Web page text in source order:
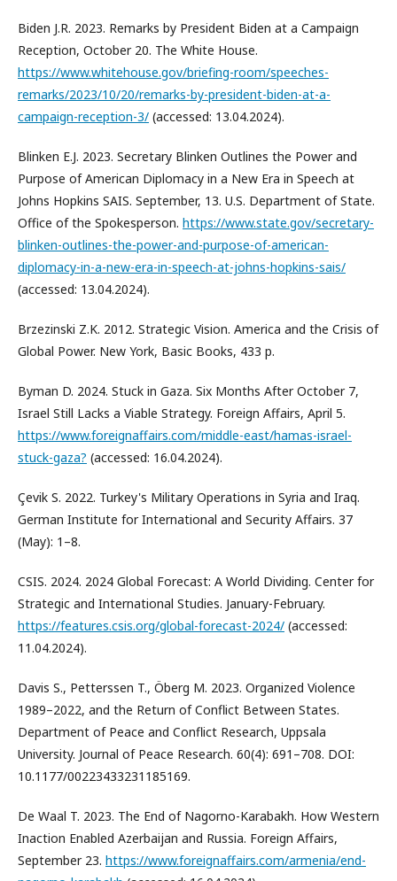
Biden J.R. 2023. Remarks by President Biden at a Campaign
Reception, October 20. The White House.
https://www.whitehouse.gov/briefing-room/speeches-
remarks/2023/10/20/remarks-by-president-biden-at-a-
campaign-reception-3/ (accessed: 13.04.2024).
Blinken E.J. 2023. Secretary Blinken Outlines the Power and
Purpose of American Diplomacy in a New Era in Speech at
Johns Hopkins SAIS. September, 13. U.S. Department of State.
Office of the Spokesperson. https://www.state.gov/secretary-
blinken-outlines-the-power-and-purpose-of-american-
diplomacy-in-a-new-era-in-speech-at-johns-hopkins-sais/
(accessed: 13.04.2024).
Brzezinski Z.K. 2012. Strategic Vision. America and the Crisis of
Global Power. New York, Basic Books, 433 p.
Byman D. 2024. Stuck in Gaza. Six Months After October 7,
Israel Still Lacks a Viable Strategy. Foreign Affairs, April 5.
https://www.foreignaffairs.com/middle-east/hamas-israel-
stuck-gaza? (accessed: 16.04.2024).
Çevik S. 2022. Turkey's Military Operations in Syria and Iraq.
German Institute for International and Security Affairs. 37
(May): 1–8.
CSIS. 2024. 2024 Global Forecast: A World Dividing. Center for
Strategic and International Studies. January-February.
https://features.csis.org/global-forecast-2024/ (accessed:
11.04.2024).
Davis S., Petterssen T., Öberg M. 2023. Organized Violence
1989–2022, and the Return of Conflict Between States.
Department of Peace and Conflict Research, Uppsala
University. Journal of Peace Research. 60(4): 691–708. DOI:
10.1177/00223433231185169.
De Waal T. 2023. The End of Nagorno-Karabakh. How Western
Inaction Enabled Azerbaijan and Russia. Foreign Affairs,
September 23. https://www.foreignaffairs.com/armenia/end-